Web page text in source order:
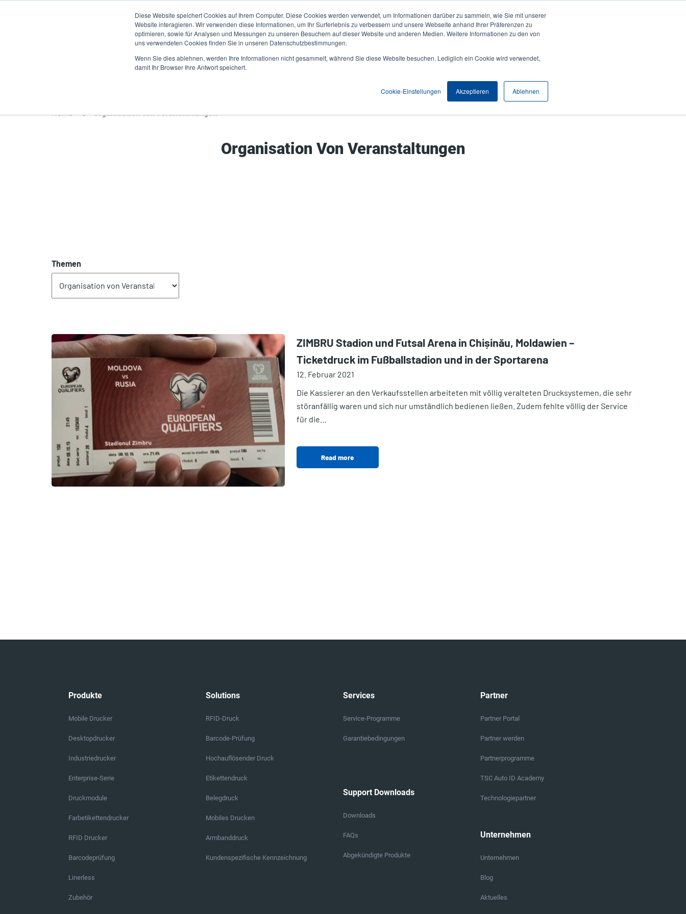
Diese Website speichert Cookies auf Ihrem Computer. Diese Cookies werden verwendet, um Informationen darüber zu sammeln, wie Sie mit unserer
Website interagieren. Wir verwenden diese Informationen, um Ihr Surferlebnis zu verbessern und unsere Webseite anhand Ihrer Präferenzen zu
optimieren, sowie für Analysen und Messungen zu unseren Besuchern auf dieser Website und anderen Medien. Weitere Informationen zu den von
uns verwendeten Cookies finden Sie in unseren Datenschutzbestimmungen.
Wenn Sie dies ablehnen, werden Ihre Informationen nicht gesammelt, während Sie diese Website besuchen. Lediglich ein Cookie wird verwendet,
damit Ihr Browser Ihre Antwort speichert.
Cookie-Einstellungen Akzeptieren Ablehnen
User
account
menu
Aktuelles & Veranstaltungen Unternehmen
User
Anmelden / Registrieren
Home Organisation von Veranstaltungen
Organisation Von Veranstaltungen
Themen
ZIMBRU Stadion und Futsal Arena in Chișinău, Moldawien –
Ticketdruck im Fußballstadion und in der Sportarena
12. Februar 2021
Die Kassierer an den Verkaufsstellen arbeiteten mit völlig veralteten Drucksystemen, die sehr
störanfällig waren und sich nur umständlich bedienen ließen. Zudem fehlte völlig der Service
für die…
Read more
Produkte
Mobile Drucker
Desktopdrucker
Industriedrucker
Enterprise-Serie
Druckmodule
Farbetikettendrucker
RFID Drucker
Barcodeprüfung
Linerless
Zubehör
Solutions
RFID-Druck
Barcode-Prüfung
Hochauflösender Druck
Etikettendruck
Belegdruck
Mobiles Drucken
Armbanddruck
Kundenspezifische Kennzeichnung
Services
Service-Programme
Garantiebedingungen
Support Downloads
Downloads
FAQs
Abgekündigte Produkte
Partner
Partner Portal
Partner werden
Partnerprogramme
TSC Auto ID Academy
Technologiepartner
Unternehmen
Unternehmen
Blog
Aktuelles